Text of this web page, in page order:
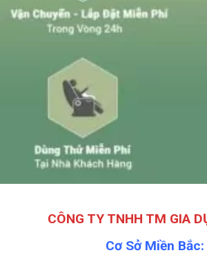
CÔNG TY TNHH TM GIA
Cơ Sở Miền Bắc: